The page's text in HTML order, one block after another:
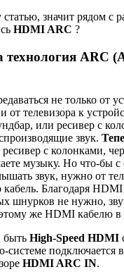
статью, значит рядом с
HDMI ARC ?
технология ARC
не только от
от телевизора к
или ресивер с
звук.
с колонками,
музыку. Но что-бы
звук, нужно от
кабель. Благодаря
шнурков не нужно,
же HDMI кабелю в
быть High-Speed HDMI
системе подключается
HDMI ARC IN.